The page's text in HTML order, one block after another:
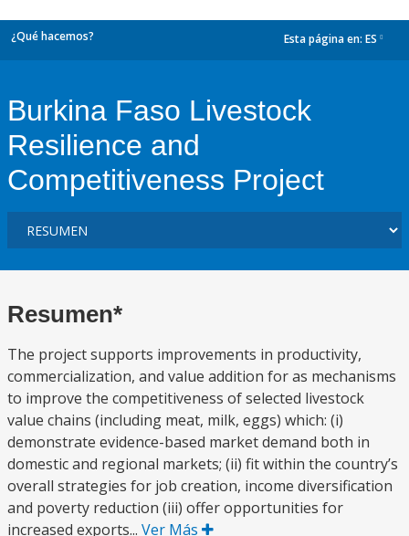
¿Qué hacemos? Esta página en: ES
Burkina Faso Livestock
Resilience and
Competitiveness Project
Resumen*
The project supports improvements in productivity,
commercialization, and value addition for as mechanisms
to improve the competitiveness of selected livestock
value chains (including meat, milk, eggs) which: (i)
demonstrate evidence-based market demand both in
domestic and regional markets; (ii) fit within the country’s
overall strategies for job creation, income diversification
and poverty reduction (iii) offer opportunities for
increased exports... Ver Más